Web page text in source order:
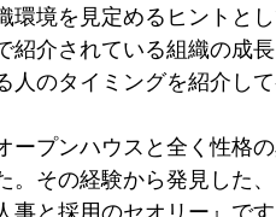
環境を見定めるヒントと
紹介されている組織の成
人のタイミングを紹介し
プンハウスと全く性格
その経験から発見した